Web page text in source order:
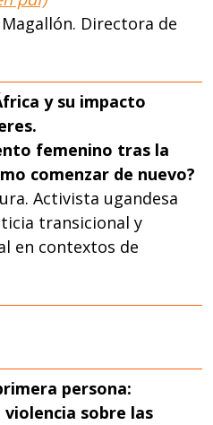
Directora de
y su impacto
femenino tras la
comenzar de nuevo?
Activista ugandesa
transicional y
en contextos de
persona:
sobre las